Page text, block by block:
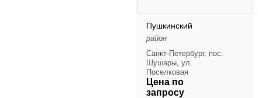
Пушкинский
район
Санкт-Петербург, пос.
Шушары, ул.
Поселковая
Цена по
запросу